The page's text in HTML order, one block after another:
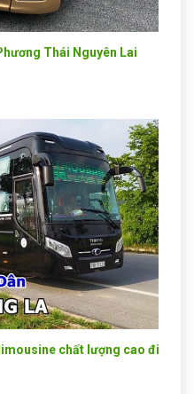
Thái Nguyên Lai
limousine chất lượng cao đi